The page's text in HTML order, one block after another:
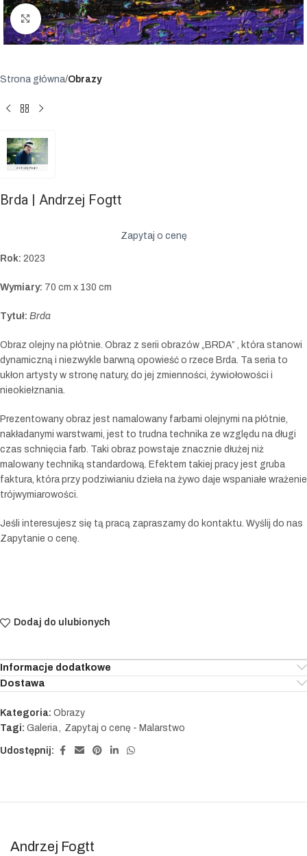
Powiększ
Strona główna Obrazy
Brda | Andrzej Fogtt
Zapytaj o cenę
Rok: 2023
Wymiary: 70 cm x 130 cm
Tytuł: Brda
Obraz olejny na płótnie. Obraz z serii obrazów „BRDA” , która stanowi
dynamiczną i niezwykle barwną opowieść o rzece Brda. Ta seria to
ukłon artysty w stronę natury, do jej zmienności, żywiołowości i
nieokiełznania.
Prezentowany obraz jest namalowany farbami olejnymi na płótnie,
nakładanymi warstwami, jest to trudna technika ze względu na długi
czas schnięcia farb. Taki obraz powstaje znacznie dłużej niż
malowany techniką standardową. Efektem takiej pracy jest gruba
faktura, która przy podziwianiu dzieła na żywo daje wspaniałe wrażenie
trójwymiarowości.
Jeśli interesujesz się tą pracą zapraszamy do kontaktu. Wyślij do nas
Zapytanie o cenę.
Dodaj do ulubionych
Informacje dodatkowe
Dostawa
Kategoria: Obrazy
Tagi: Galeria Zapytaj o cenę - Malarstwo
Udostępnij:
Andrzej Fogtt